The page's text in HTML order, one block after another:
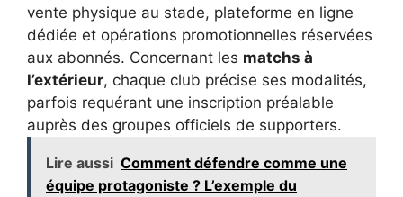
vente physique au stade, plateforme en ligne
dédiée et opérations promotionnelles réservées
aux abonnés. Concernant les matchs à
l’extérieur, chaque club précise ses modalités,
parfois requérant une inscription préalable
auprès des groupes officiels de supporters.
Lire aussi Comment défendre comme une
équipe protagoniste ? L’exemple du